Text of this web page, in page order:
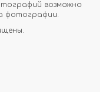
возможно
фотографии.